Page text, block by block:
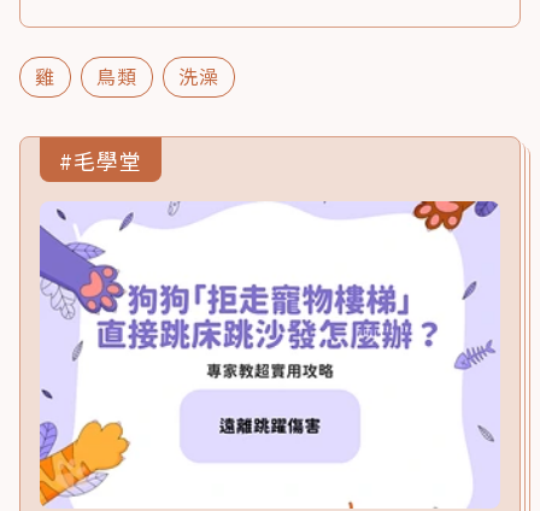
雞 鳥類 洗澡
#毛學堂